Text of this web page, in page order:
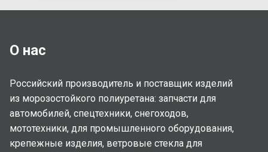
О нас
Российский производитель и поставщик изделий
из морозостойкого полиуретана: запчасти для
автомобилей, спецтехники, снегоходов,
мототехники, для промышленного оборудования,
крепежные изделия, ветровые стекла для